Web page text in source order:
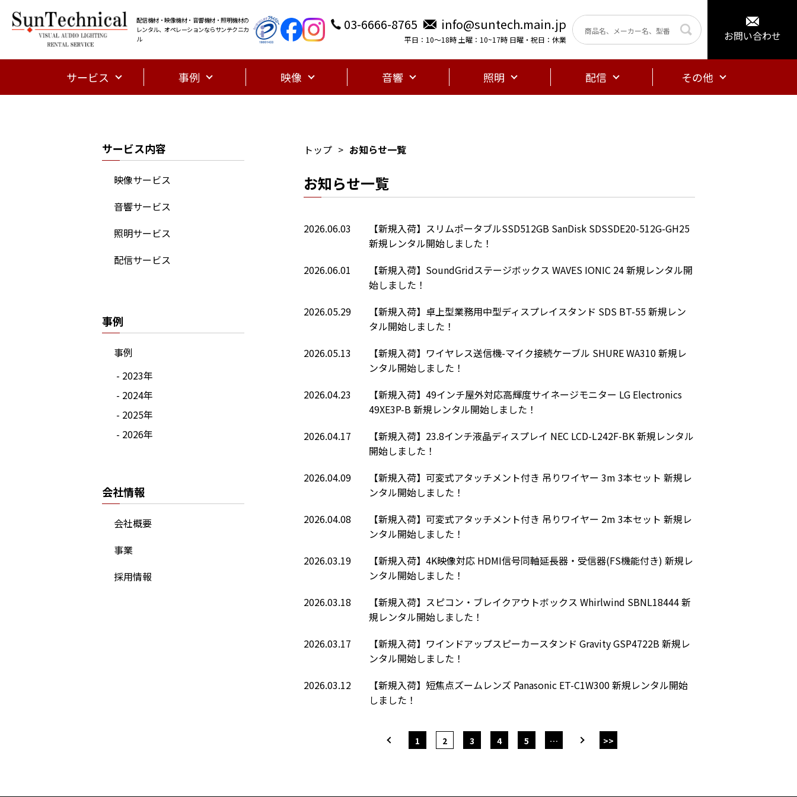
配信機材・映像機材・音響機材・照明機材の
レンタル、オペレーションならサンテクニカ
ル
03-6666-8765 info@suntech.main.jp
平日：10〜18時 土曜：10~17時 日曜・祝日：休業 お問い合わせ
サービス 事例 映像 音響 照明 配信 その他
サービス内容
映像サービス
音響サービス
照明サービス
配信サービス
事例
事例
- 2023年
- 2024年
- 2025年
- 2026年
会社情報
会社概要
事業
採用情報
トップ お知らせ一覧
お知らせ一覧
2026.06.03
【新規入荷】スリムポータブルSSD512GB SanDisk SDSSDE20-512G-GH25
新規レンタル開始しました！
2026.06.01
【新規入荷】SoundGridステージボックス WAVES IONIC 24 新規レンタル開
始しました！
2026.05.29
【新規入荷】卓上型業務用中型ディスプレイスタンド SDS BT-55 新規レン
タル開始しました！
2026.05.13
【新規入荷】ワイヤレス送信機-マイク接続ケーブル SHURE WA310 新規レ
ンタル開始しました！
2026.04.23
【新規入荷】49インチ屋外対応高輝度サイネージモニター LG Electronics
49XE3P-B 新規レンタル開始しました！
2026.04.17
【新規入荷】23.8インチ液晶ディスプレイ NEC LCD-L242F-BK 新規レンタル
開始しました！
2026.04.09
【新規入荷】可変式アタッチメント付き 吊りワイヤー 3m 3本セット 新規レ
ンタル開始しました！
2026.04.08
【新規入荷】可変式アタッチメント付き 吊りワイヤー 2m 3本セット 新規レ
ンタル開始しました！
2026.03.19
【新規入荷】4K映像対応 HDMI信号同軸延長器・受信器(FS機能付き) 新規レ
ンタル開始しました！
2026.03.18
【新規入荷】スピコン・ブレイクアウトボックス Whirlwind SBNL18444 新
規レンタル開始しました！
2026.03.17
【新規入荷】ワインドアップスピーカースタンド Gravity GSP4722B 新規レ
ンタル開始しました！
2026.03.12
【新規入荷】短焦点ズームレンズ Panasonic ET-C1W300 新規レンタル開始
しました！
1 2 3 4 5 … >>